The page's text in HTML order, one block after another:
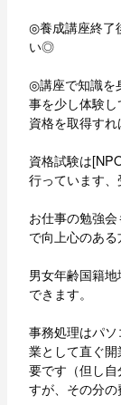
◎養成講座終了
い◎
◎講座で知識を
事を少し体験
資格を取得すれ
資格試験は
行っています、
お仕事の勉強
で向上心のある
男女年齢国籍
できます。
事務処理はパ
業として直ぐ
要です（但し
すが、その分の